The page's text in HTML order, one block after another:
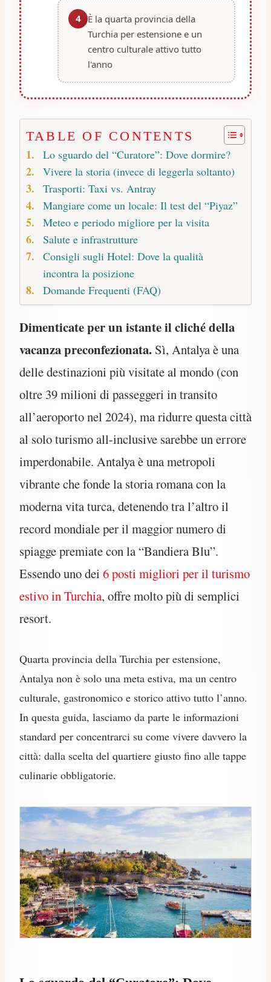
4
È la quarta provincia della
Turchia per estensione e un
centro culturale attivo tutto
l'anno
TABLE OF CONTENTS
Lo sguardo del “Curatore”: Dove dormire?
Vivere la storia (invece di leggerla soltanto)
Trasporti: Taxi vs. Antray
Mangiare come un locale: Il test del “Piyaz”
Meteo e periodo migliore per la visita
Salute e infrastrutture
Consigli sugli Hotel: Dove la qualità
incontra la posizione
Domande Frequenti (FAQ)
Dimenticate per un istante il cliché della
vacanza preconfezionata. Sì, Antalya è una
delle destinazioni più visitate al mondo (con
oltre 39 milioni di passeggeri in transito
all’aeroporto nel 2024), ma ridurre questa città
al solo turismo all-inclusive sarebbe un errore
imperdonabile. Antalya è una metropoli
vibrante che fonde la storia romana con la
moderna vita turca, detenendo tra l’altro il
record mondiale per il maggior numero di
spiagge premiate con la “Bandiera Blu”.
Essendo uno dei 6 posti migliori per il turismo
estivo in Turchia, offre molto più di semplici
resort.
Quarta provincia della Turchia per estensione,
Antalya non è solo una meta estiva, ma un centro
culturale, gastronomico e storico attivo tutto l’anno.
In questa guida, lasciamo da parte le informazioni
standard per concentrarci su come vivere davvero la
città: dalla scelta del quartiere giusto fino alle tappe
culinarie obbligatorie.